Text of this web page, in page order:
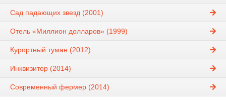
Сад падающих звезд (2001)
Отель «Миллион долларов» (1999)
Курортный туман (2012)
Инквизитор (2014)
Современный фермер (2014)